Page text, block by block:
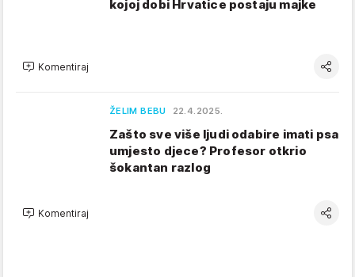
kojoj dobi Hrvatice postaju majke
Komentiraj
ŽELIM BEBU 22.4.2025.
Zašto sve više ljudi odabire imati psa
umjesto djece? Profesor otkrio
šokantan razlog
Komentiraj